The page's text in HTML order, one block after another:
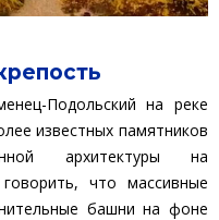
Подольский на реке
известных памятников
архитектуры на
что массивные
башни на фоне